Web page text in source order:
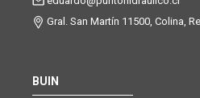
Gral. San Martín 11500, Colina,
BUIN